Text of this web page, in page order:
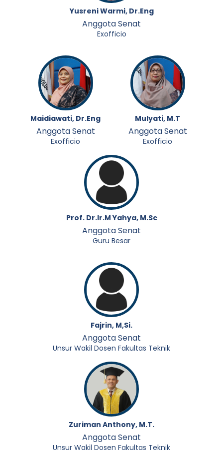
Yusreni Warmi, Dr.Eng
Anggota Senat
Exofficio
Maidiawati, Dr.Eng
Anggota Senat
Exofficio
Mulyati, M.T
Anggota Senat
Exofficio
Prof. Dr.Ir.M Yahya, M.Sc
Anggota Senat
Guru Besar
Fajrin, M,Si.
Anggota Senat
Unsur Wakil Dosen Fakultas Teknik
Zuriman Anthony, M.T.
Anggota Senat
Unsur Wakil Dosen Fakultas Teknik